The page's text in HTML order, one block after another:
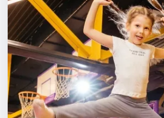
Экскурсии
Спорт
События
Города